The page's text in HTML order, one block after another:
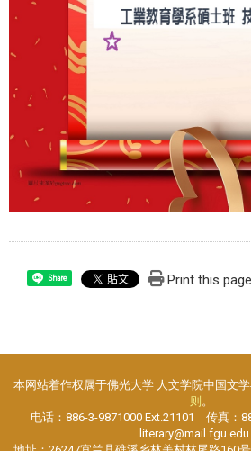
Share Print this page
本网站着作权属于佛光大学 人文学院中国文
则 。
电话：886-3-9871000 Ext.21101 传真：